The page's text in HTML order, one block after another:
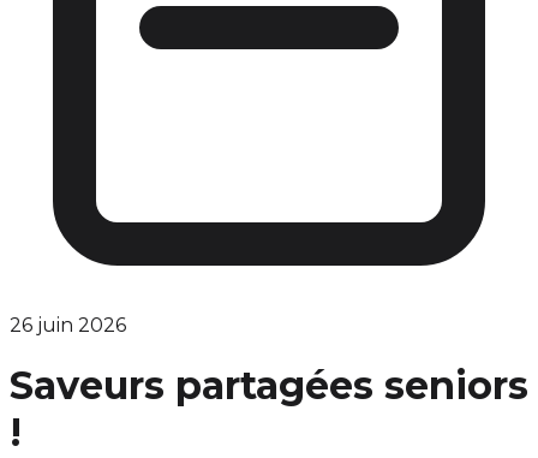
26 juin 2026
Saveurs partagées seniors
!